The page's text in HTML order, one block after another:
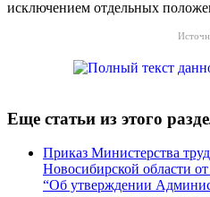
исключением отдельных
Еще статьи из этого
Приказ Министерства
Новосибирской области
“Об утверждении